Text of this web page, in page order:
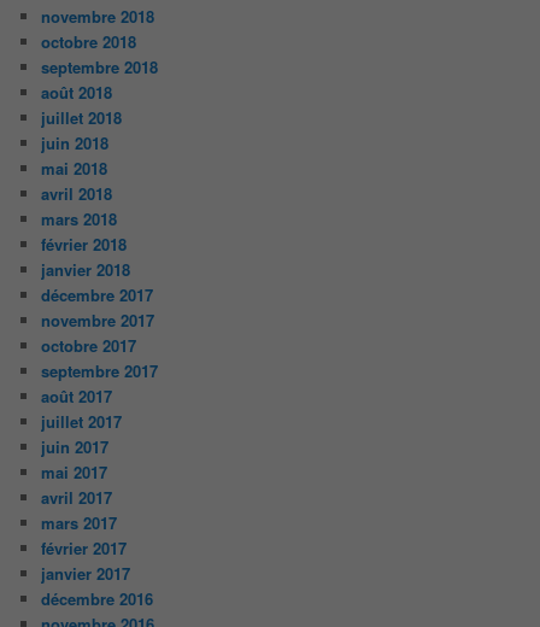
novembre 2018
octobre 2018
septembre 2018
août 2018
juillet 2018
juin 2018
mai 2018
avril 2018
mars 2018
février 2018
janvier 2018
décembre 2017
novembre 2017
octobre 2017
septembre 2017
août 2017
juillet 2017
juin 2017
mai 2017
avril 2017
mars 2017
février 2017
janvier 2017
décembre 2016